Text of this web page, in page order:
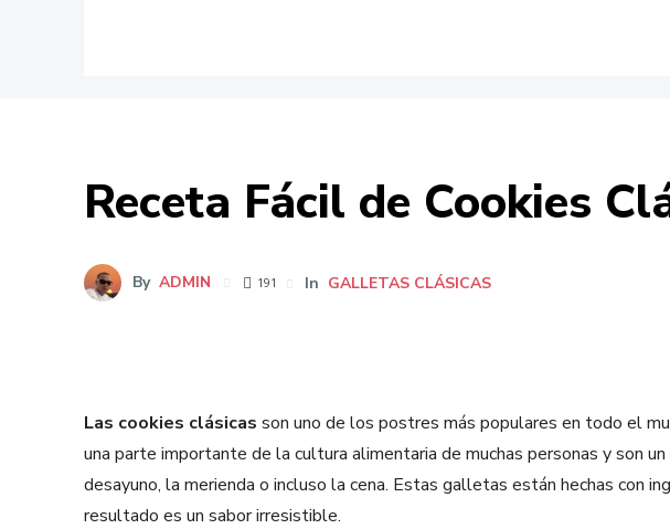
Receta Fácil de Cookies
By ADMIN 191 In GALLETAS CLÁSICAS
Las cookies clásicas son uno de los postres más populares en todo el
una parte importante de la cultura alimentaria de muchas personas y son
desayuno, la merienda o incluso la cena. Estas galletas están hechas con
resultado es un sabor irresistible.